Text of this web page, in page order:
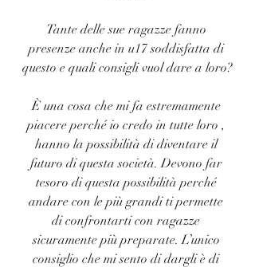
Tante delle sue ragazze fanno
presenze anche in u17 soddisfatta di
questo e quali consigli vuol dare a loro?
È una cosa che mi fa estremamente
piacere perché io credo in tutte loro ,
hanno la possibilità di diventare il
futuro di questa società. Devono far
tesoro di questa possibilità perché
andare con le più grandi ti permette
di confrontarti con ragazze
sicuramente più preparate. L’unico
consiglio che mi sento di dargli è di